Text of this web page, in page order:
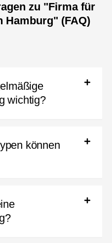
zu "Firma für
Hamburg" (FAQ)
wichtig?
können